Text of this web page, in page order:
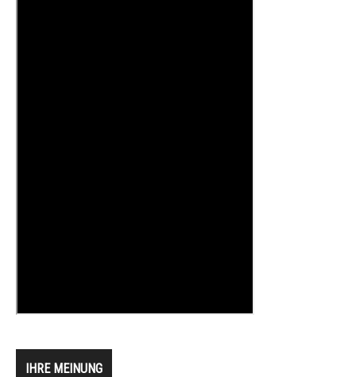
IHRE MEINUNG